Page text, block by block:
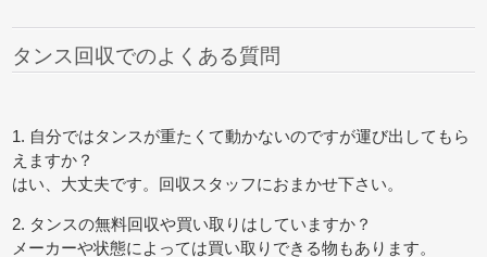
タンス回収でのよくある質問
1. 自分ではタンスが重たくて動かないのですが運び出してもら
えますか？
はい、大丈夫です。回収スタッフにおまかせ下さい。
2. タンスの無料回収や買い取りはしていますか？
メーカーや状態によっては買い取りできる物もあります。